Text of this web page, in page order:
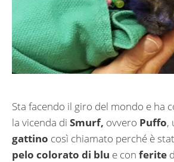
Sta facendo il giro del mondo e ha
la vicenda di Smurf, ovvero Puffo,
gattino così chiamato perché è
pelo colorato di blu e con ferite